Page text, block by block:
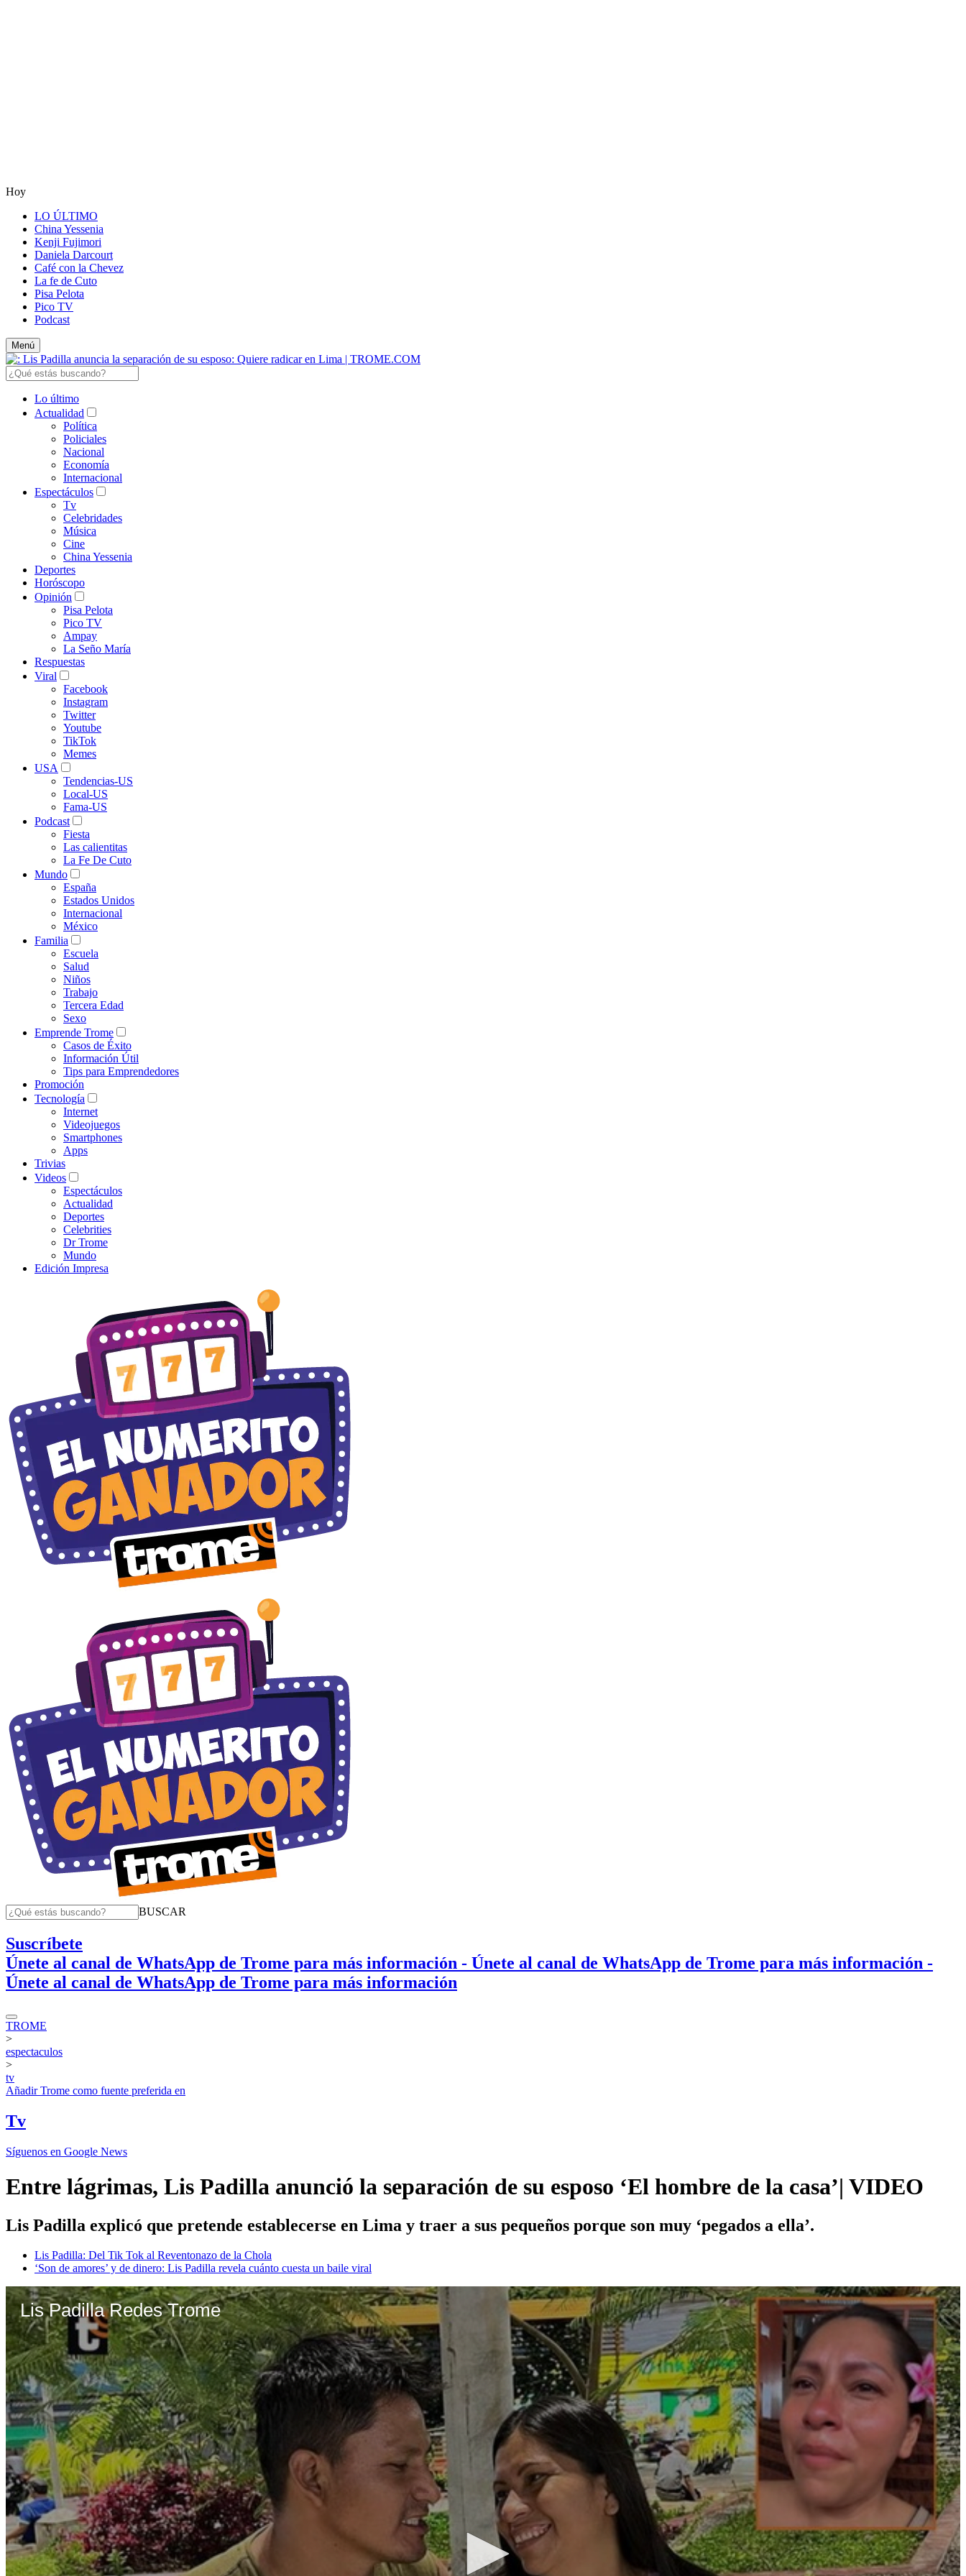
Hoy
LO ÚLTIMO
China Yessenia
Kenji Fujimori
Daniela Darcourt
Café con la Chevez
La fe de Cuto
Pisa Pelota
Pico TV
Podcast
Menú
Lo último
Actualidad
Política
Policiales
Nacional
Economía
Internacional
Espectáculos
Tv
Celebridades
Música
Cine
China Yessenia
Deportes
Horóscopo
Opinión
Pisa Pelota
Pico TV
Ampay
La Seño María
Respuestas
Viral
Facebook
Instagram
Twitter
Youtube
TikTok
Memes
USA
Tendencias-US
Local-US
Fama-US
Podcast
Fiesta
Las calientitas
La Fe De Cuto
Mundo
España
Estados Unidos
Internacional
México
Familia
Escuela
Salud
Niños
Trabajo
Tercera Edad
Sexo
Emprende Trome
Casos de Éxito
Información Útil
Tips para Emprendedores
Promoción
Tecnología
Internet
Videojuegos
Smartphones
Apps
Trivias
Videos
Espectáculos
Actualidad
Deportes
Celebrities
Dr Trome
Mundo
Edición Impresa
BUSCAR
Suscríbete
Únete al canal de WhatsApp de Trome para más información - Únete al canal de WhatsApp de Trome para más información -
Únete al canal de WhatsApp de Trome para más información
TROME
>
espectaculos
>
tv
AñadirTrome como fuente preferida en
Tv
Síguenos en Google News
Entre lágrimas, Lis Padilla anunció la separación de su esposo ‘El hombre de la casa’| VIDEO
Lis Padilla explicó que pretende establecerse en Lima y traer a sus pequeños porque son muy ‘pegados a ella’.
Lis Padilla: Del Tik Tok al Reventonazo de la Chola
‘Son de amores’ y de dinero: Lis Padilla revela cuánto cuesta un baile viral
Lis Padilla Redes Trome